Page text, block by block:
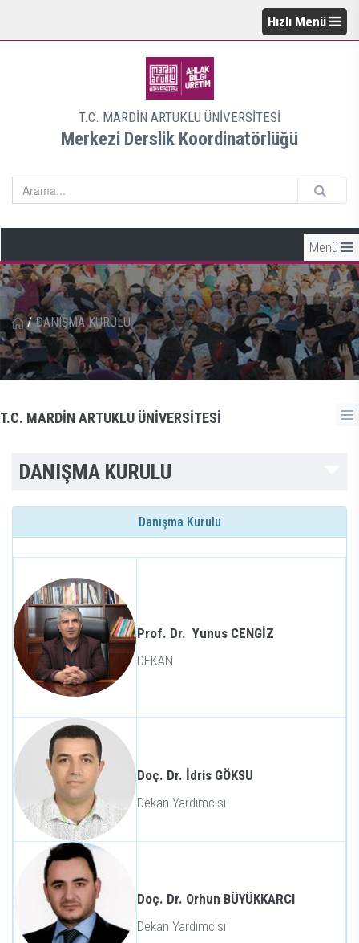
Hızlı Menü
T.C. MARDİN ARTUKLU ÜNİVERSİTESİ
Merkezi Derslik Koordinatörlüğü
Menü
/ DANIŞMA KURULU
T.C. MARDİN ARTUKLU ÜNİVERSİTESİ
DANIŞMA KURULU
Danışma Kurulu
Prof. Dr. Yunus CENGİZ
DEKAN
Doç. Dr. İdris GÖKSU
Dekan Yardımcısı
Doç. Dr. Orhun BÜYÜKKARCI
Dekan Yardımcısı